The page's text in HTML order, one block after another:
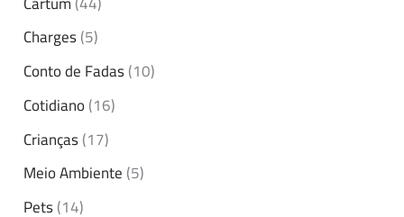
Charges(5)
Conto de Fadas(10)
Cotidiano(16)
Crianças(17)
Meio Ambiente(5)
Pets(14)